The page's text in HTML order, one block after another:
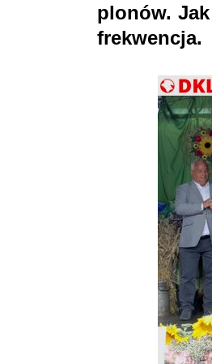
plonów.
frekwencja.